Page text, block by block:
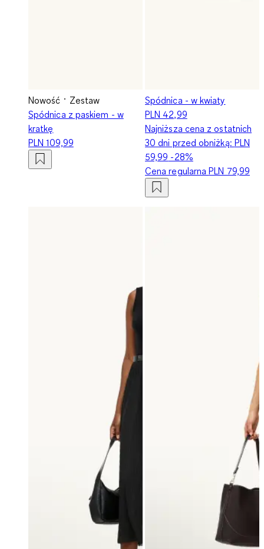
Nowość
Zestaw
Spódnica z paskiem - w
kratkę
PLN 109,99
Spódnica - w kwiaty
PLN 42,99
Najniższa cena z ostatnich
30 dni przed obniżką: PLN
59,99 -28%
Cena regularnaPLN 79,99